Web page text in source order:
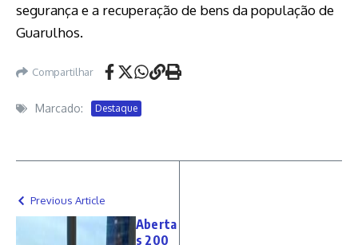
segurança e a recuperação de bens da população de
Guarulhos.
Compartilhar
Marcado: Destaque
Previous Article
Aberta
s 200